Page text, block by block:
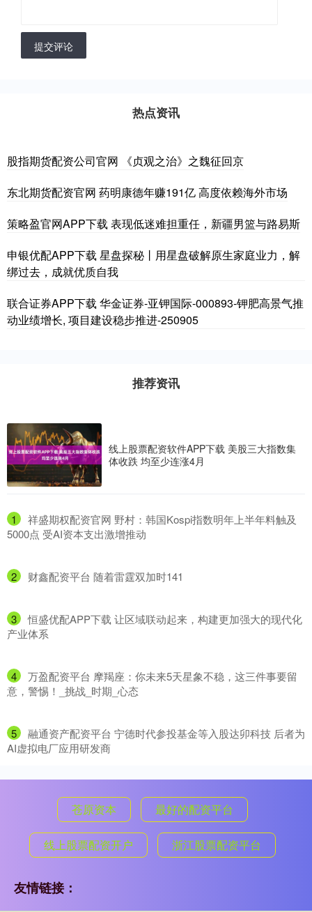
提交评论
热点资讯
股指期货配资公司官网 《贞观之治》之魏征回京
东北期货配资官网 药明康德年赚191亿 高度依赖海外市场
策略盈官网APP下载 表现低迷难担重任，新疆男篮与路易斯
申银优配APP下载 星盘探秘丨用星盘破解原生家庭业力，解
绑过去，成就优质自我
联合证券APP下载 华金证券-亚钾国际-000893-钾肥高景气推
动业绩增长, 项目建设稳步推进-250905
推荐资讯
线上股票配资软件APP下载 美股三大指数集
体收跌 均至少连涨4月
1
​祥盛期权配资官网 野村：韩国Kospi指数明年上半年料触及
5000点 受AI资本支出激增推动
2 ​财鑫配资平台 随着雷霆双加时141
3
​恒盛优配APP下载 让区域联动起来，构建更加强大的现代化
产业体系
4
​万盈配资平台 摩羯座：你未来5天星象不稳，这三件事要留
意，警惕！_挑战_时期_心态
5
​融通资产配资平台 宁德时代参投基金等入股达卯科技 后者为
AI虚拟电厂应用研发商
苍原资本 最好的配资平台
线上股票配资开户 浙江股票配资平台
友情链接：